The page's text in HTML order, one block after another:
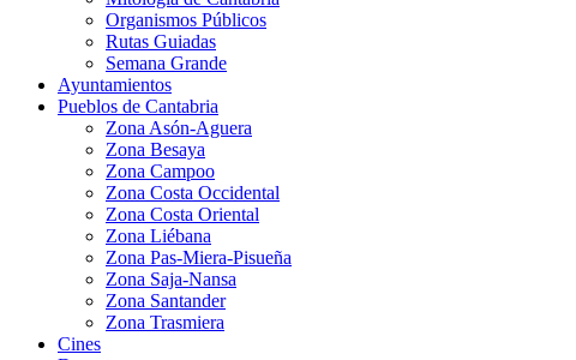
Organismos Públicos
Rutas Guiadas
Semana Grande
Ayuntamientos
Pueblos de Cantabria
Zona Asón-Aguera
Zona Besaya
Zona Campoo
Zona Costa Occidental
Zona Costa Oriental
Zona Liébana
Zona Pas-Miera-Pisueña
Zona Saja-Nansa
Zona Santander
Zona Trasmiera
Cines